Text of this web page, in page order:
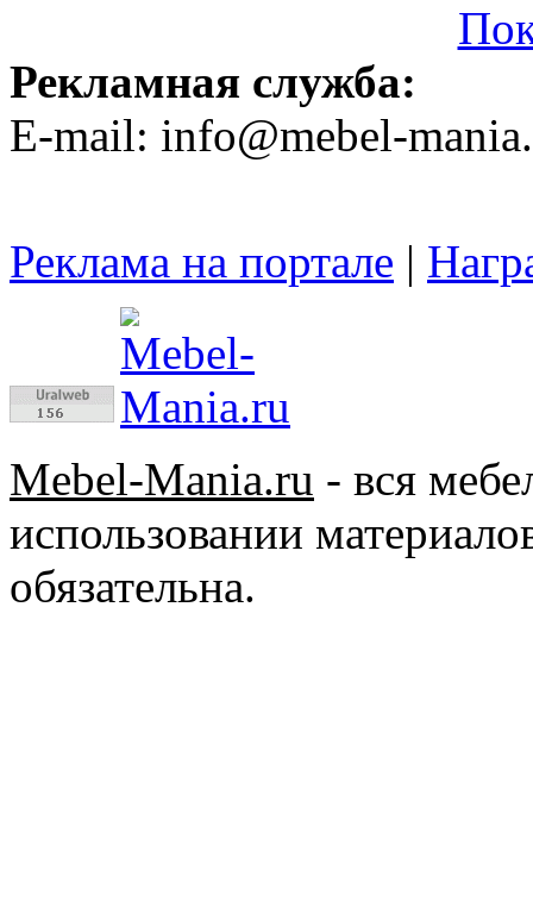
Рекламная служба:
E-mail: info@mebel-
Реклама на портале |
Mebel-Mania.ru - вся
использовании
обязательна.